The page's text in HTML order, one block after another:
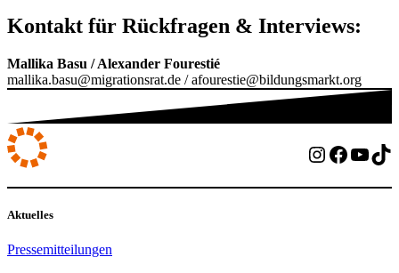
Kontakt für Rückfragen & Interviews:
Mallika Basu / Alexander Fourestié
mallika.basu@migrationsrat.de / afourestie@bildungsmarkt.org
Instagram
Aktuelles
Pressemitteilungen